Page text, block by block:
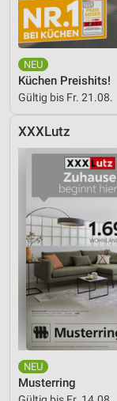
Küchen Preishits!
Gültig bis Fr. 21.08.
XXXLutz
Musterring